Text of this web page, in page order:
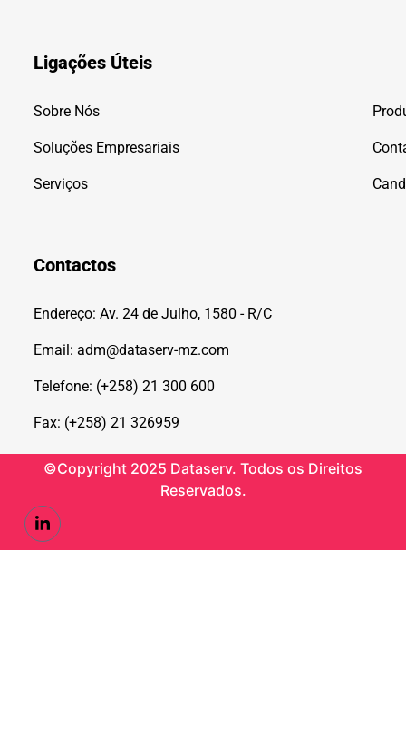
Ligações Úteis
Sobre Nós
Soluções Empresariais
Serviços
Contactos
Endereço: Av. 24 de Julho, 1580 - R/C
Email: adm@dataserv-mz.com
Telefone: (+258) 21 300 600
Fax: (+258) 21 326959
©Copyright 2025 Dataserv. Todos os Direitos
Reservados.